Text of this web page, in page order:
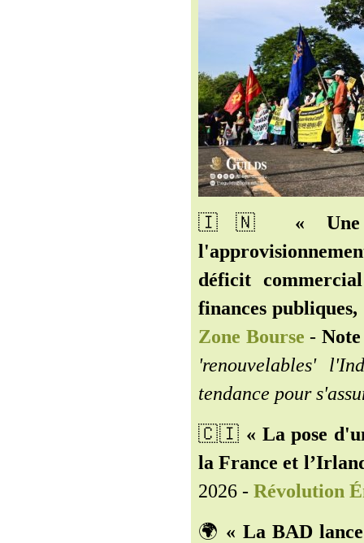
🇮🇳️ « Une
déficit
finances
Zone Bourse -
'renouvelables'
tendance pour
🇨🇮 « La pose
la France et
2026 - Révolution
🌍 « La BAD